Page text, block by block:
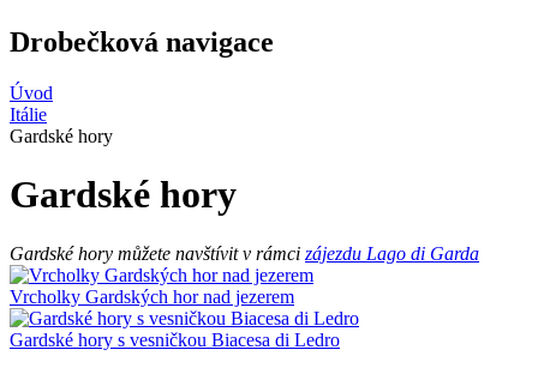
Drobečková navigace
Úvod
Itálie
Gardské hory
Gardské hory
Gardské hory můžete navštívit v rámci zájezdu Lago di Garda
Vrcholky Gardských hor nad jezerem
Gardské hory s vesničkou Biacesa di Ledro